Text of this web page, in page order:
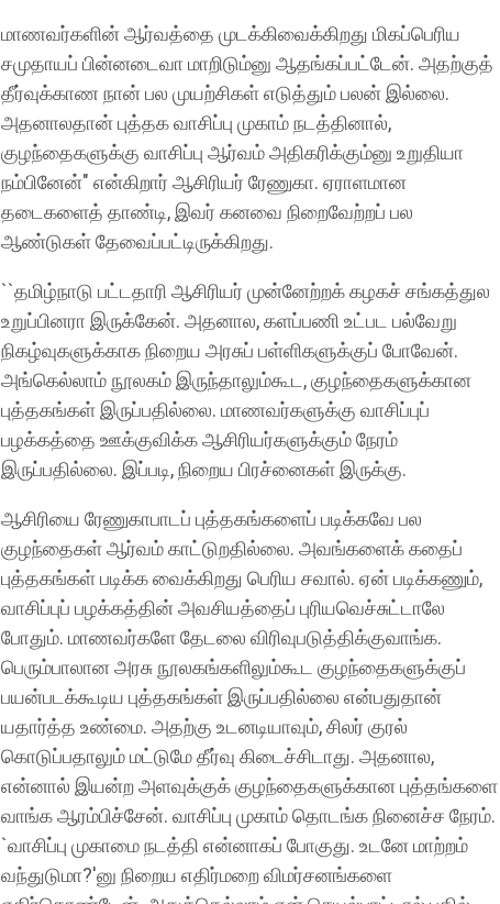
மாணவர்களின் ஆர்வத்தை முடக்கிவைக்கிறது மிகப்பெரிய
சமுதாயப் பின்னடைவா மாறிடும்னு ஆதங்கப்பட்டேன். அதற்குத்
தீர்வுக்காண நான் பல முயற்சிகள் எடுத்தும் பலன் இல்லை.
அதனாலதான் புத்தக வாசிப்பு முகாம் நடத்தினால்,
குழந்தைகளுக்கு வாசிப்பு ஆர்வம் அதிகரிக்கும்னு உறுதியா
நம்பினேன்" என்கிறார் ஆசிரியர் ரேணுகா. ஏராளமான
தடைகளைத் தாண்டி, இவர் கனவை நிறைவேற்றப் பல
ஆண்டுகள் தேவைப்பட்டிருக்கிறது.
``தமிழ்நாடு பட்டதாரி ஆசிரியர் முன்னேற்றக் கழகச் சங்கத்துல
உறுப்பினரா இருக்கேன். அதனால, களப்பணி உட்பட பல்வேறு
நிகழ்வுகளுக்காக நிறைய அரசுப் பள்ளிகளுக்குப் போவேன்.
அங்கெல்லாம் நூலகம் இருந்தாலும்கூட, குழந்தைகளுக்கான
புத்தகங்கள் இருப்பதில்லை. மாணவர்களுக்கு வாசிப்புப்
பழக்கத்தை ஊக்குவிக்க ஆசிரியர்களுக்கும் நேரம்
இருப்பதில்லை. இப்படி, நிறைய பிரச்னைகள் இருக்கு.
ஆசிரியை ரேணுகாபாடப் புத்தகங்களைப் படிக்கவே பல
குழந்தைகள் ஆர்வம் காட்டுறதில்லை. அவங்களைக் கதைப்
புத்தகங்கள் படிக்க வைக்கிறது பெரிய சவால். ஏன் படிக்கணும்,
வாசிப்புப் பழக்கத்தின் அவசியத்தைப் புரியவெச்சுட்டாலே
போதும். மாணவர்களே தேடலை விரிவுபடுத்திக்குவாங்க.
பெரும்பாலான அரசு நூலகங்களிலும்கூட குழந்தைகளுக்குப்
பயன்படக்கூடிய புத்தகங்கள் இருப்பதில்லை என்பதுதான்
யதார்த்த உண்மை. அதற்கு உடனடியாவும், சிலர் குரல்
கொடுப்பதாலும் மட்டுமே தீர்வு கிடைச்சிடாது. அதனால,
என்னால் இயன்ற அளவுக்குக் குழந்தைகளுக்கான புத்தங்களை
வாங்க ஆரம்பிச்சேன். வாசிப்பு முகாம் தொடங்க நினைச்ச நேரம்.
`வாசிப்பு முகாமை நடத்தி என்னாகப் போகுது. உடனே மாற்றம்
வந்துடுமா?'னு நிறைய எதிர்மறை விமர்சனங்களை